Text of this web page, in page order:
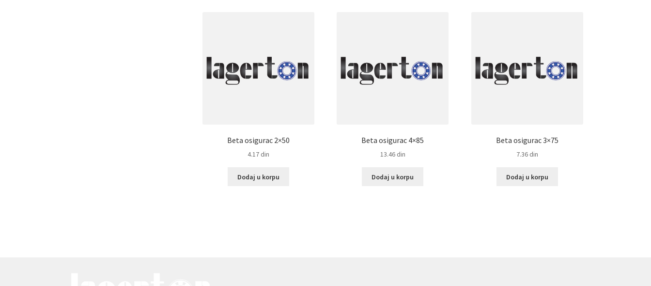
Beta osigurac 2×50
4.17 din
Dodaj u korpu
Beta osigurac 4×85
13.46 din
Dodaj u korpu
Beta osigurac 3×75
7.36 din
Dodaj u korpu